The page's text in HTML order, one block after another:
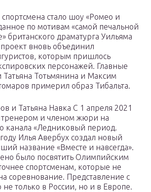
стало шоу «Ромео и
по мотивам «самой печальной
британского драматурга Уильяма
вновь объединил
которым пришлось
персонажей. Главные
Тотьмянина и Максим
примерил образ Тибальта.
и Татьяна Навка С 1 апреля 2021
тренером и членом жюри на
канала «Ледниковый период.
Илья Авербух создал новый
название «Вместе и навсегда».
было посвятить Олимпийским
спортсменам, которые не
соревнование. Представление с
только в России, но и в Европе.